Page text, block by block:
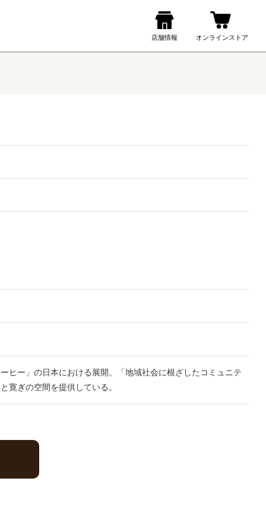
ヒー」の日本における展開。「地域社会に根ざしたコミュニテ
寛ぎの空間を提供している。